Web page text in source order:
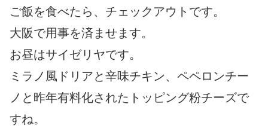
ご飯を食べたら、チェックアウトです。
大阪で用事を済ませます。
お昼はサイゼリヤです。
ミラノ風ドリアと辛味チキン、ペペロンチー
ノと昨年有料化されたトッピング粉チーズで
すね。